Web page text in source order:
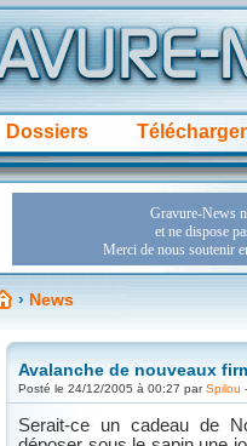
Dossiers
› News
Avalanche de nouveaux
Posté le 24/12/2005 à 00:27 parSpilou
Serait-ce un cadeau de